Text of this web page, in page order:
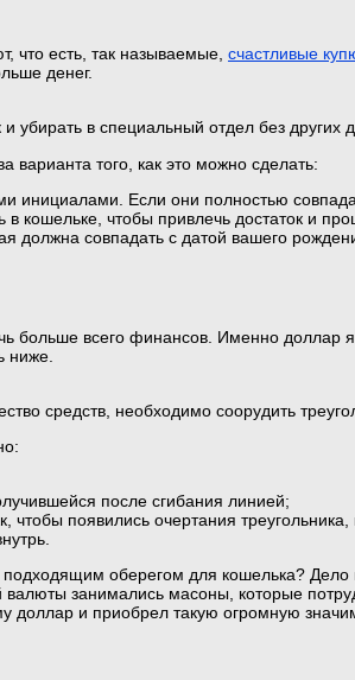
что есть, так называемые, счастливые
денег.
убирать в специальный отдел без других
варианта того, как это можно сделать:
инициалами. Если они полностью
кошельке, чтобы привлечь достаток и
должна совпадать с датой вашего
больше всего финансов. Именно
ниже.
средств, необходимо соорудить
после сгибания линией;
появились очертания
оберегом для кошелька?
занимались масоны, которые
доллар и приобрел такую огромную